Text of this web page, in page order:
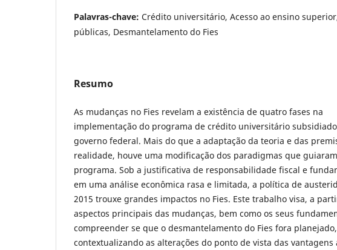
Palavras-chave: Crédito universitário, Acesso ao ensino
públicas, Desmantelamento do Fies
Resumo
As mudanças no Fies revelam a existência de quatro fases na
implementação do programa de crédito universitário
governo federal. Mais do que a adaptação da teoria e das
realidade, houve uma modificação dos paradigmas que
programa. Sob a justificativa de responsabilidade fiscal e
em uma análise econômica rasa e limitada, a política de
2015 trouxe grandes impactos no Fies. Este trabalho visa, a
aspectos principais das mudanças, bem como os seus
compreender se que o desmantelamento do Fies fora planejado,
contextualizando as alterações do ponto de vista das vantagens